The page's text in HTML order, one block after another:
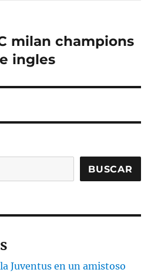
milan champions
ingles
BUSCAR
Juventus en un amistoso